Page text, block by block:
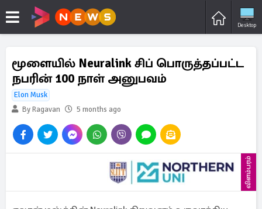
Desktop
மூளையில் Neuralink சிப் பொருத்தப்பட்ட
நபரின் 100 நாள் அனுபவம்
Elon Musk
By Ragavan
5 months ago
விளம்பரம்